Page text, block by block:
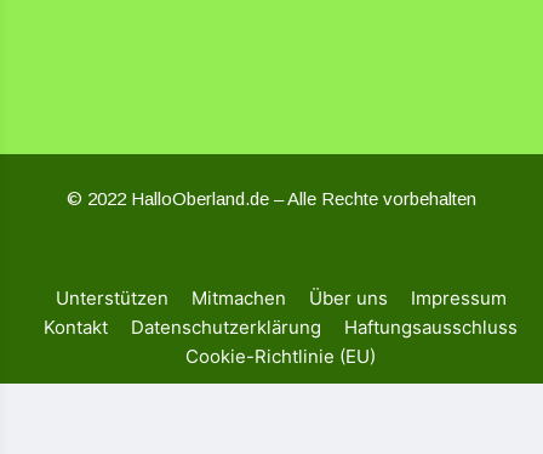
© 2022 HalloOberland.de – Alle Rechte vorbehalten
Unterstützen Mitmachen Über uns
Impressum
Kontakt
Datenschutzerklärung
Haftungsausschluss
Cookie-Richtlinie (EU)